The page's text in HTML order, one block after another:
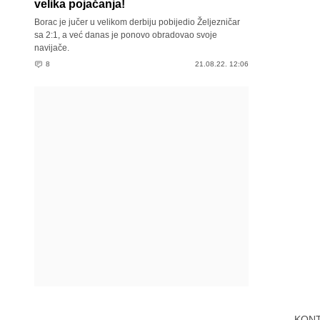
velika pojačanja!
Borac je jučer u velikom derbiju pobijedio Željezničar
sa 2:1, a već danas je ponovo obradovao svoje
navijače.
8 21.08.22. 12:06